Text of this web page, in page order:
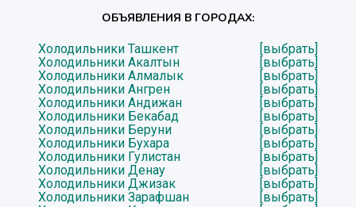
ОБЪЯВЛЕНИЯ В ГОРОДАХ:
Холодильники Ташкент
[выбрать]
Холодильники Акалтын
[выбрать]
Холодильники Алмалык
[выбрать]
Холодильники Ангрен
[выбрать]
Холодильники Андижан
[выбрать]
Холодильники Бекабад
[выбрать]
Холодильники Беруни
[выбрать]
Холодильники Бухара
[выбрать]
Холодильники Гулистан
[выбрать]
Холодильники Денау
[выбрать]
Холодильники Джизак
[выбрать]
Холодильники Зарафшан
[выбрать]